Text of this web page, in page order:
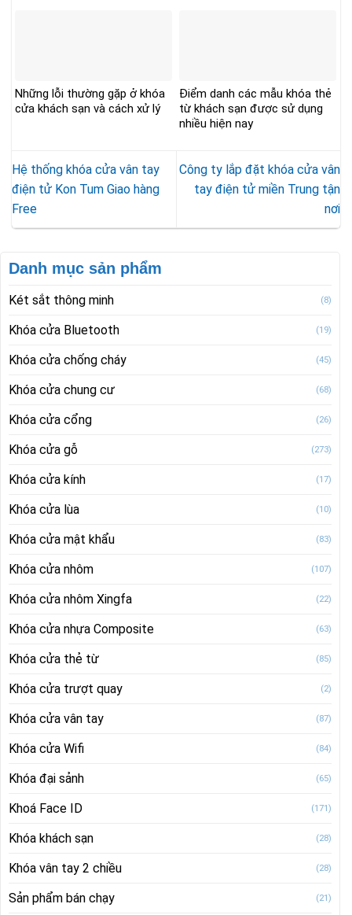
Những lỗi thường gặp ở khóa
cửa khách sạn và cách xử lý
Điểm danh các mẫu khóa thẻ
từ khách sạn được sử dụng
nhiều hiện nay
Hệ thống khóa cửa vân tay
điện tử Kon Tum Giao hàng
Free
Công ty lắp đặt khóa cửa vân
tay điện tử miền Trung tận
nơi
Danh mục sản phẩm
Két sắt thông minh (8)
Khóa cửa Bluetooth (19)
Khóa cửa chống cháy (45)
Khóa cửa chung cư (68)
Khóa cửa cổng (26)
Khóa cửa gỗ (273)
Khóa cửa kính (17)
Khóa cửa lùa (10)
Khóa cửa mật khẩu (83)
Khóa cửa nhôm (107)
Khóa cửa nhôm Xingfa (22)
Khóa cửa nhựa Composite (63)
Khóa cửa thẻ từ (85)
Khóa cửa trượt quay (2)
Khóa cửa vân tay (87)
Khóa cửa Wifi (84)
Khóa đại sảnh (65)
Khoá Face ID (171)
Khóa khách sạn (28)
Khóa vân tay 2 chiều (28)
Sản phẩm bán chạy (21)